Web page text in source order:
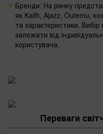
Бренди: На ринку
як Kailh, Ajazz, Outemu,
та характеристики.
залежати від
користувача.
Переваги